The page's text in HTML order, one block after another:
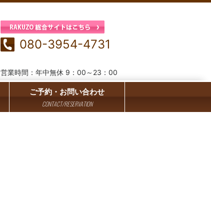
080-3954-4731
営業時間：年中無休 9：00～23：00
ご予約・お問い合わせ
CONTACT/RESERVATION